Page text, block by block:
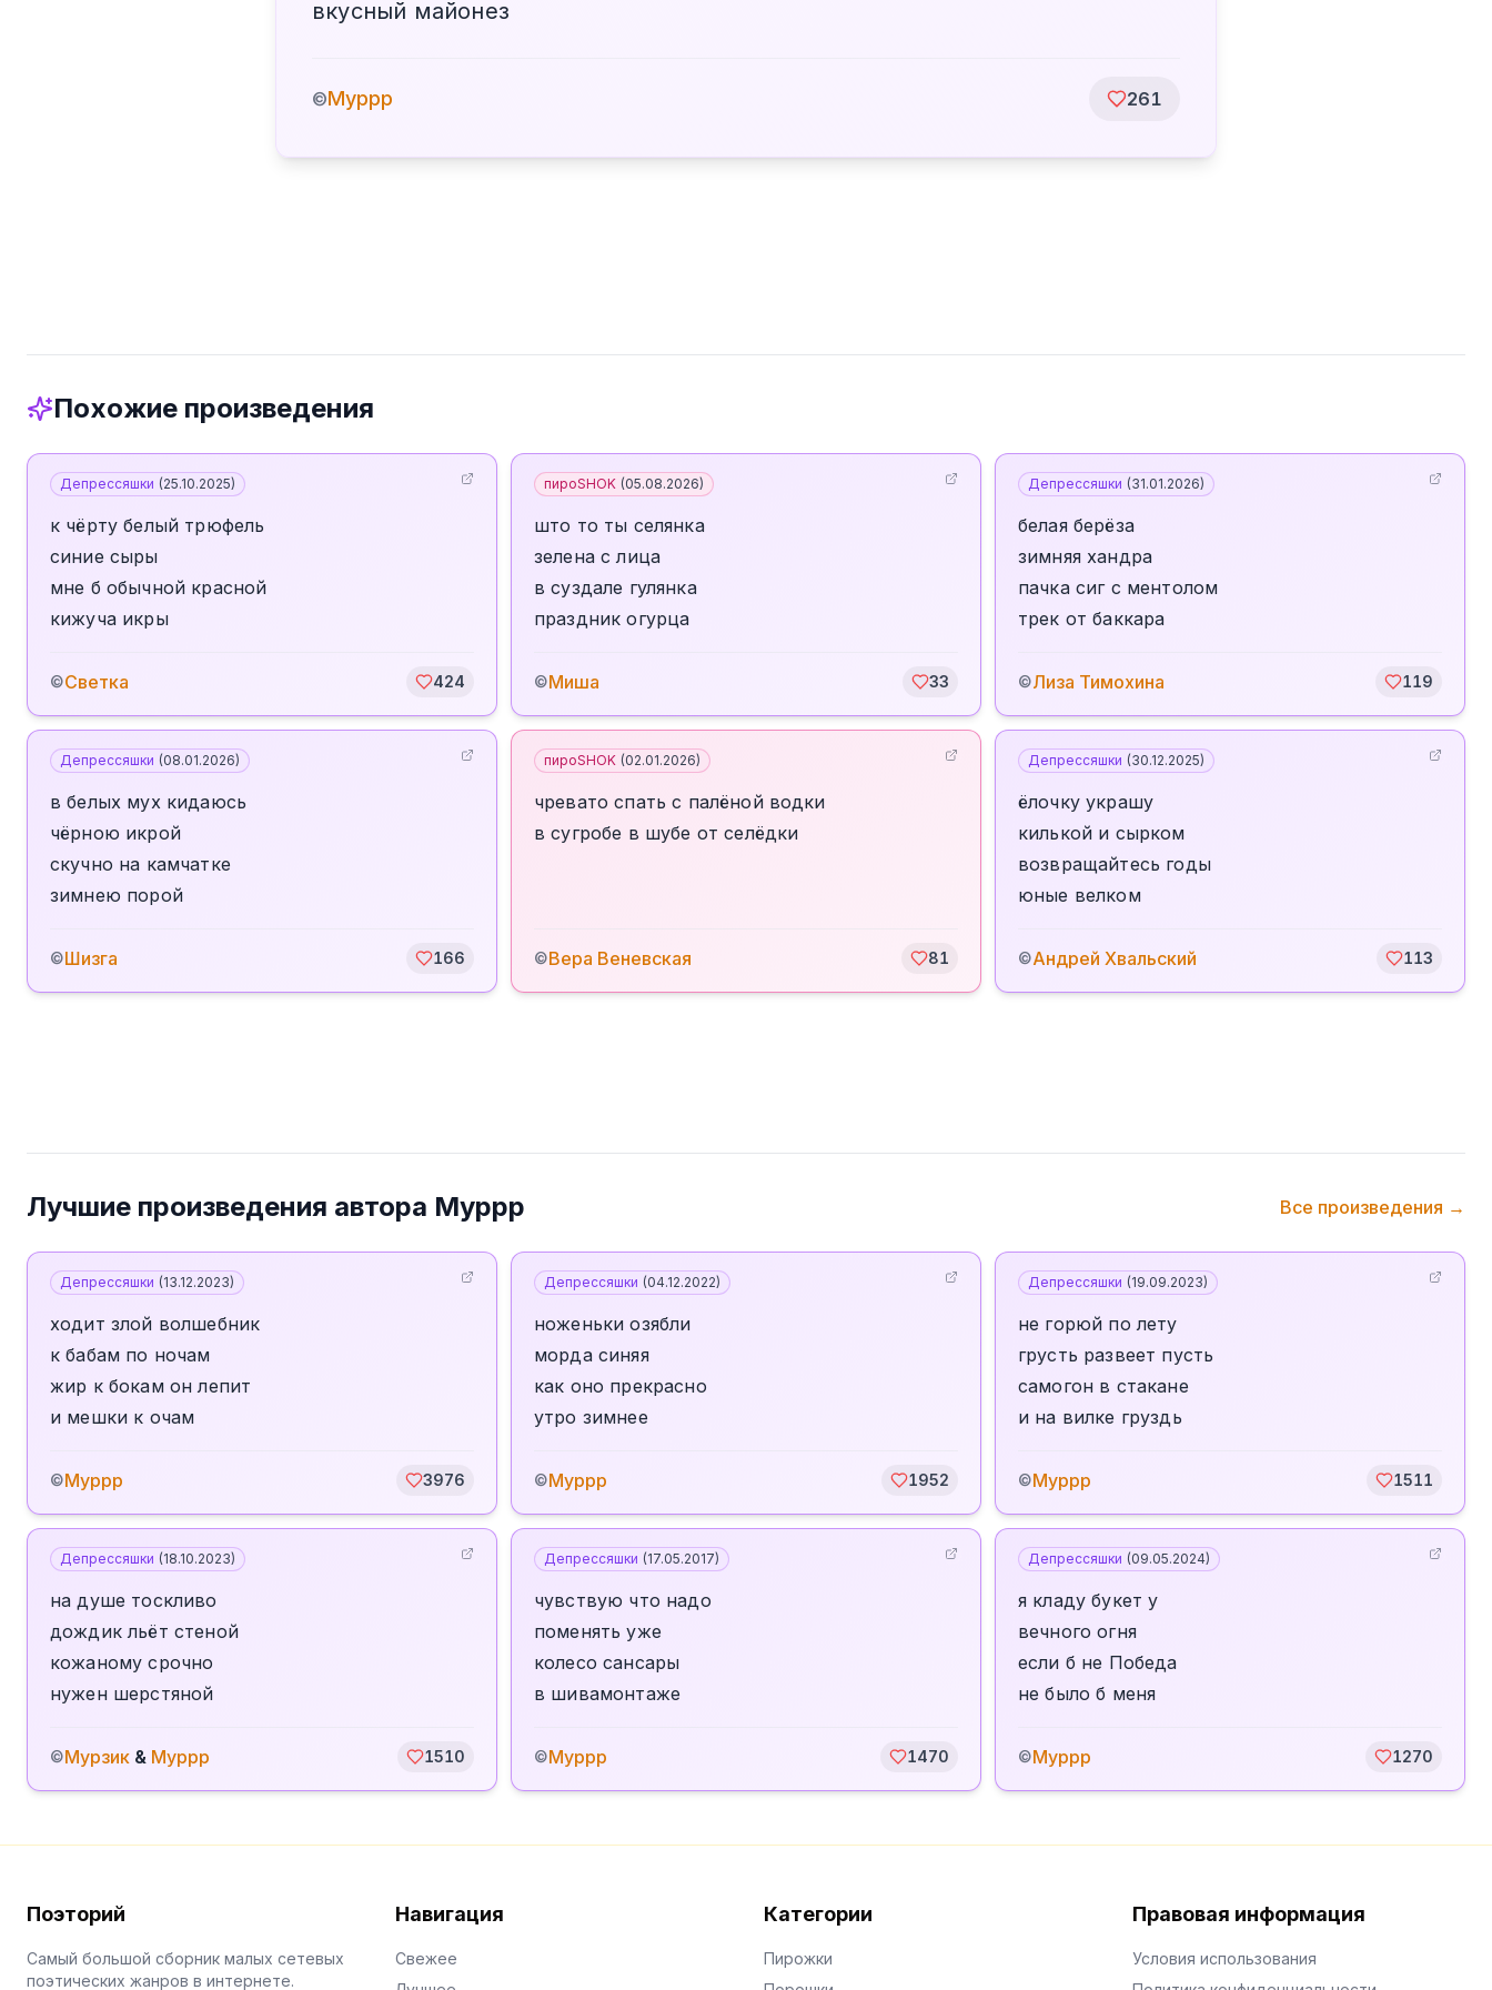
вкусный майонез
©Муррр 261
Похожие произведения
Депрессяшки (25.10.2025)
к чёрту белый трюфель
синие сыры
мне б обычной красной
кижуча икры
©Светка 424
пироSHOK (05.08.2026)
што то ты селянка
зелена с лица
в суздале гулянка
праздник огурца
©Миша 33
Депрессяшки (31.01.2026)
белая берёза
зимняя хандра
пачка сиг с ментолом
трек от баккара
©Лиза Тимохина 119
Депрессяшки (08.01.2026)
в белых мух кидаюсь
чёрною икрой
скучно на камчатке
зимнею порой
©Шизга 166
пироSHOK (02.01.2026)
чревато спать с палёной водки
в сугробе в шубе от селёдки
©Вера Веневская 81
Депрессяшки (30.12.2025)
ёлочку украшу
килькой и сырком
возвращайтесь годы
юные велком
©Андрей Хвальский 113
Лучшие произведения автора Муррр Все произведения →
Депрессяшки (13.12.2023)
ходит злой волшебник
к бабам по ночам
жир к бокам он лепит
и мешки к очам
©Муррр 3976
Депрессяшки (04.12.2022)
ноженьки озябли
морда синяя
как оно прекрасно
утро зимнее
©Муррр 1952
Депрессяшки (19.09.2023)
не горюй по лету
грусть развеет пусть
самогон в стакане
и на вилке груздь
©Муррр 1511
Депрессяшки (18.10.2023)
на душе тоскливо
дождик льёт стеной
кожаному срочно
нужен шерстяной
©Мурзик & Муррр 1510
Депрессяшки (17.05.2017)
чувствую что надо
поменять уже
колесо сансары
в шивамонтаже
©Муррр 1470
Депрессяшки (09.05.2024)
я кладу букет у
вечного огня
если б не Победа
не было б меня
©Муррр 1270
Поэторий
Самый большой сборник малых сетевых
поэтических жанров в интернете.
Навигация
Свежее
Категории
Пирожки
Правовая информация
Условия использования